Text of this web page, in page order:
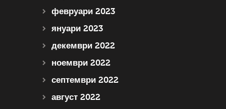
февруари 2023
януари 2023
декември 2022
ноември 2022
септември 2022
август 2022